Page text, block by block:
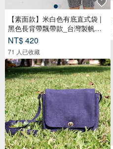
【素面款】米白色有底直式袋 |
黑色長背帶飄帶款_台灣製帆布
包
NT$ 420
71 人已收藏